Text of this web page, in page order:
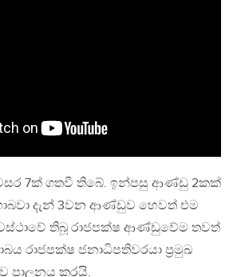
වසර 7ක් ගතවී තිබේ. ඉන්පසු ආණ්ඩු 2කක්
දැන් 3වන ආණ්ඩුව හෙවත් එම
තිබූ රාජපක්ෂ ආණ්ඩුවේම තවත්
රාජපක්ෂ ජනාධිපතිවරයා ප්‍රමුඛ
පාලනය කරයි.